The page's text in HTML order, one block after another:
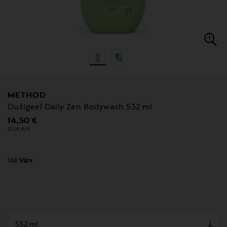
METHOD
Dušigeel Daily Zen Bodywash 532 ml
Original Price
14,50 €
27,26 €/1l
Vali Värv